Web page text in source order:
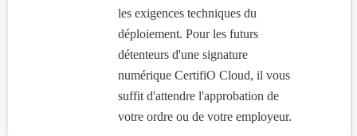
les exigences techniques du
déploiement. Pour les futurs
détenteurs d'une signature
numérique CertifiO Cloud, il vous
suffit d'attendre l'approbation de
votre ordre ou de votre employeur.